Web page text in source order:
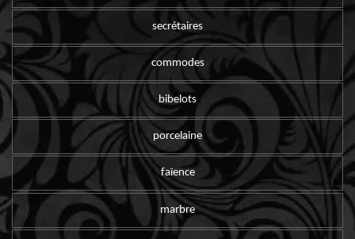
secrétaires
commodes
bibelots
porcelaine
faïence
marbre